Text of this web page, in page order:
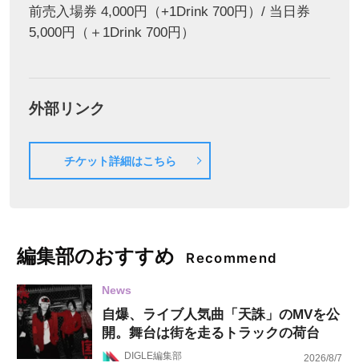
前売入場券 4,000円（+1Drink 700円）/ 当日券
5,000円（＋1Drink 700円）
外部リンク
チケット詳細はこちら
編集部のおすすめ Recommend
News
自爆、ライブ人気曲「天誅」のMVを公
開。舞台は街を走るトラックの荷台
DIGLE編集部 2026/8/7